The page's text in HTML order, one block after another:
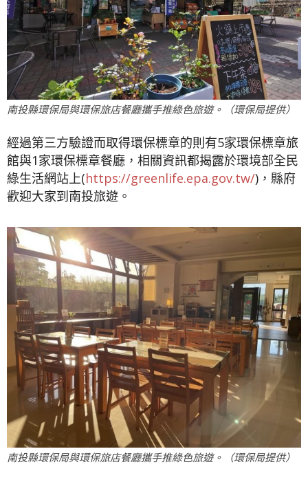
南投縣環保局與環保旅店餐廳攜手推綠色旅遊。（環保局提供）
經過第三方驗證而取得環保標章的則有5家環保標章旅
館與1家環保標章餐廳，相關資訊都揭露於環境部全民
綠生活網站上(https://greenlife.epa.gov.tw/)，縣府
歡迎大家到南投旅遊。
南投縣環保局與環保旅店餐廳攜手推綠色旅遊。（環保局提供）